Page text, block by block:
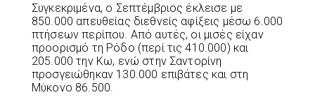
Συγκεκριμένα, ο Σεπτέμβριος έκλεισε με
850.000 απευθείας διεθνείς αφίξεις μέσω 6.000
πτήσεων περίπου. Από αυτές, οι μισές είχαν
προορισμό τη Ρόδο (περί τις 410.000) και
205.000 την Κω, ενώ στην Σαντορίνη
προσγειώθηκαν 130.000 επιβάτες και στη
Μύκονο 86.500.